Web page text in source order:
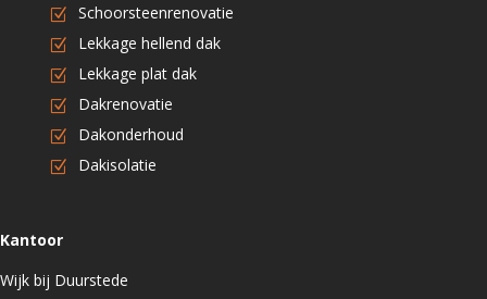
Schoorsteenrenovatie
Lekkage hellend dak
Lekkage plat dak
Dakrenovatie
Dakonderhoud
Dakisolatie
Kantoor
Wijk bij Duurstede